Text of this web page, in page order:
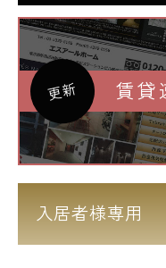
更新 賃貸
入居者様専用